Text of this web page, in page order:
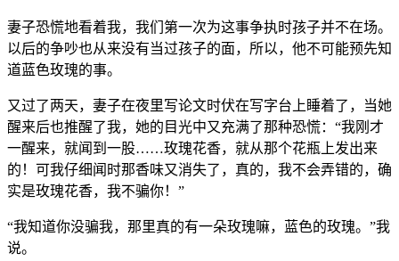
妻子恐慌地看着我，我们第一次为这事争执时孩子并不在场。
以后的争吵也从来没有当过孩子的面，所以，他不可能预先知
道蓝色玫瑰的事。
又过了两天，妻子在夜里写论文时伏在写字台上睡着了，当她
醒来后也推醒了我，她的目光中又充满了那种恐慌：“我刚才
一醒来，就闻到一股……玫瑰花香，就从那个花瓶上发出来
的！可我仔细闻时那香味又消失了，真的，我不会弄错的，确
实是玫瑰花香，我不骗你！”
“我知道你没骗我，那里真的有一朵玫瑰嘛，蓝色的玫瑰。”我
说。